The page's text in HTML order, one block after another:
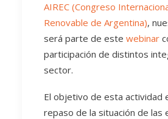
AIREC (Congreso
Renovable de Argentina),
será parte de este webinar
participación de distintos
sector.
El objetivo de esta actividad
repaso de la situación de las